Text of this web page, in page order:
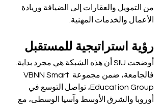
من التمويل والعقارات إلى الضيافة وريادة
الأعمال والخدمات المهنية.
رؤية استراتيجية للمستقبل
أوضحت SIU أن هذه الشبكة هي مجرد بداية.
فالجامعة، ضمن مجموعة VBNN Smart
Education Group، تواصل التوسع في
أوروبا والشرق الأوسط وآسيا الوسطى، مع